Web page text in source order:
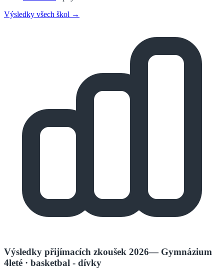
Výsledky všech škol →
Výsledky přijímacích zkoušek 2026— Gymnázium
4leté · basketbal - dívky